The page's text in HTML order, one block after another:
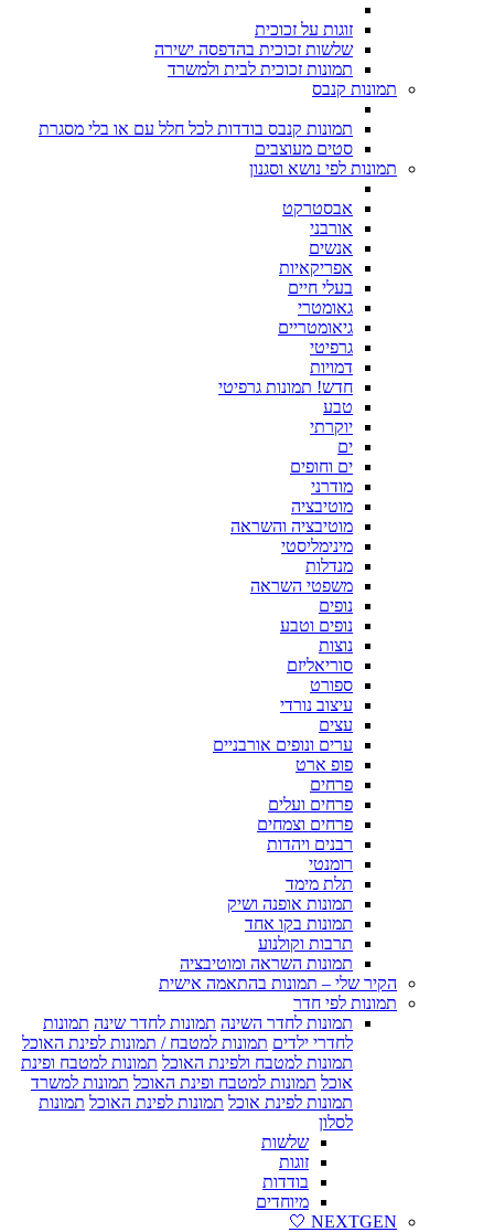
זוגות על זכוכית
שלשות זכוכית בהדפסה ישירה
תמונות זכוכית לבית ולמשרד
תמונות קנבס
תמונות קנבס בודדות לכל חלל עם או בלי מסגרת
סטים מעוצבים
תמונות לפי נושא וסגנון
אבסטרקט
אורבני
אנשים
אפריקאיות
בעלי חיים
גאומטרי
גיאומטריים
גרפיטי
דמויות
חדש! תמונות גרפיטי
טבע
יוקרתי
ים
ים וחופים
מודרני
מוטיבציה
מוטיבציה והשראה
מינימליסטי
מנדלות
משפטי השראה
נופים
נופים וטבע
נוצות
סוריאליזם
ספורט
עיצוב נורדי
עצים
ערים ונופים אורבניים
פופ ארט
פרחים
פרחים ועלים
פרחים וצמחים
רבנים ויהדות
רומנטי
תלת מימד
תמונות אופנה ושיק
תמונות בקו אחד
תרבות וקולנוע
תמונות השראה ומוטיבציה
הקיר שלי – תמונות בהתאמה אישית
תמונות לפי חדר
תמונות לחדר השינה תמונות לחדר שינה תמונות
לחדרי ילדים תמונות למטבח / תמונות לפינת האוכל
תמונות למטבח ולפינת האוכל תמונות למטבח ופינת
אוכל תמונות למטבח ופינת האוכל תמונות למשרד
תמונות לפינת אוכל תמונות לפינת האוכל תמונות
לסלון
שלשות
זוגות
בודדות
מיוחדים
NEXTGEN 🤍